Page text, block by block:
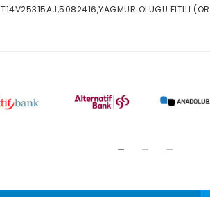
OLUGU FITILI